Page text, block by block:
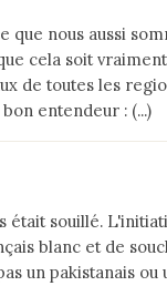
que nous aussi
cela soit
de toutes les
entendeur : (...)
était souillé.
blanc et de
un pakistanais ou